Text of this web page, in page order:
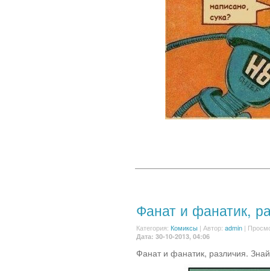
Фанат и фанатик,
Категория: Комиксы | Автор: admin |
Дата: 30-10-2013, 04:06
Фанат и фанатик, различия.